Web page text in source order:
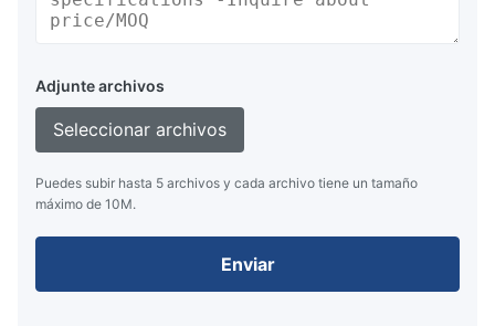
Adjunte archivos
Seleccionar archivos
Puedes subir hasta 5 archivos y cada archivo tiene un tamaño
máximo de 10M.
Enviar